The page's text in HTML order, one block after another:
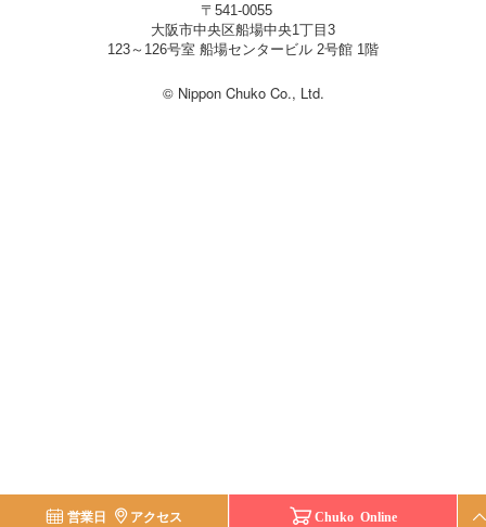
〒541-0055
大阪市中央区船場中央1丁目3
123～126号室 船場センタービル 2号館 1階
© Nippon Chuko Co., Ltd.
営業日 アクセス Chuko Online